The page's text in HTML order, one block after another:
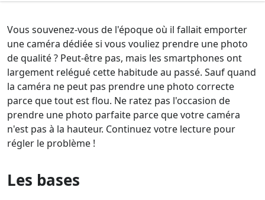
Vous souvenez-vous de l'époque où il fallait emporter
une caméra dédiée si vous vouliez prendre une photo
de qualité ? Peut-être pas, mais les smartphones ont
largement relégué cette habitude au passé. Sauf quand
la caméra ne peut pas prendre une photo correcte
parce que tout est flou. Ne ratez pas l'occasion de
prendre une photo parfaite parce que votre caméra
n'est pas à la hauteur. Continuez votre lecture pour
régler le problème !
Les bases